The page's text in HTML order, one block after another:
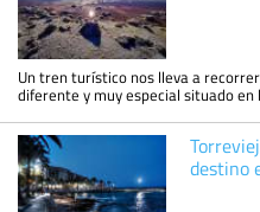
Un tren turístico nos lleva a
diferente y muy especial situado en
destino